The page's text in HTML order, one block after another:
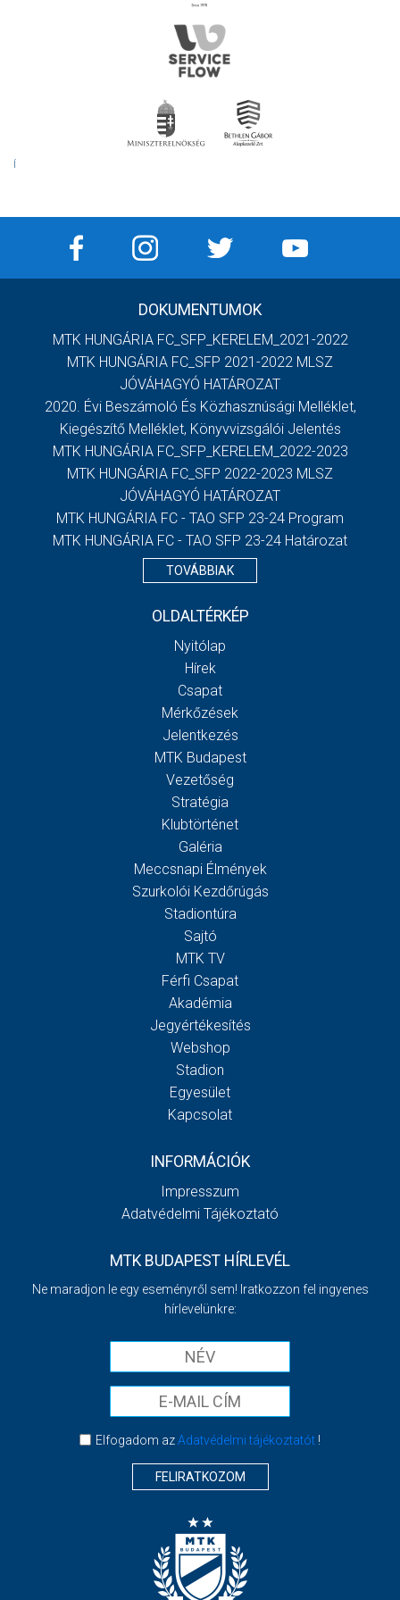
DOKUMENTUMOK
MTK HUNGÁRIA FC_SFP_KERELEM_2021-2022
MTK HUNGÁRIA FC_SFP 2021-2022 MLSZ
JÓVÁHAGYÓ HATÁROZAT
2020. Évi Beszámoló És Közhasznúsági Melléklet,
Kiegészítő Melléklet, Könyvvizsgálói Jelentés
MTK HUNGÁRIA FC_SFP_KERELEM_2022-2023
MTK HUNGÁRIA FC_SFP 2022-2023 MLSZ
JÓVÁHAGYÓ HATÁROZAT
MTK HUNGÁRIA FC - TAO SFP 23-24 Program
MTK HUNGÁRIA FC - TAO SFP 23-24 Határozat
TOVÁBBIAK
OLDALTÉRKÉP
Nyitólap
Hírek
Csapat
Mérkőzések
Jelentkezés
MTK Budapest
Vezetőség
Stratégia
Klubtörténet
Galéria
Meccsnapi Élmények
Szurkolói Kezdőrúgás
Stadiontúra
Sajtó
MTK TV
Férfi Csapat
Akadémia
Jegyértékesítés
Webshop
Stadion
Egyesület
Kapcsolat
INFORMÁCIÓK
Impresszum
Adatvédelmi Tájékoztató
MTK BUDAPEST HÍRLEVÉL
Ne maradjon le egy eseményről sem! Iratkozzon fel ingyenes
hírlevelünkre:
Elfogadom azAdatvédelmi tájékoztatót!
FELIRATKOZOM